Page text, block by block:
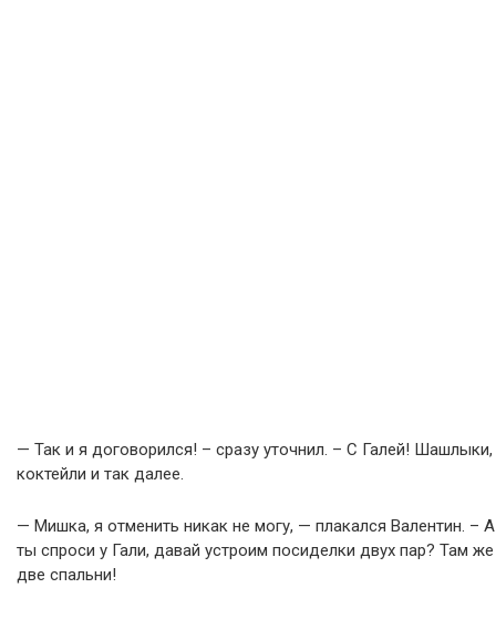
— Так и я договорился! – сразу уточнил. – С Галей! Шашлыки,
коктейли и так далее.
— Мишка, я отменить никак не могу, — плакался Валентин. – А
ты спроси у Гали, давай устроим посиделки двух пар? Там же
две спальни!